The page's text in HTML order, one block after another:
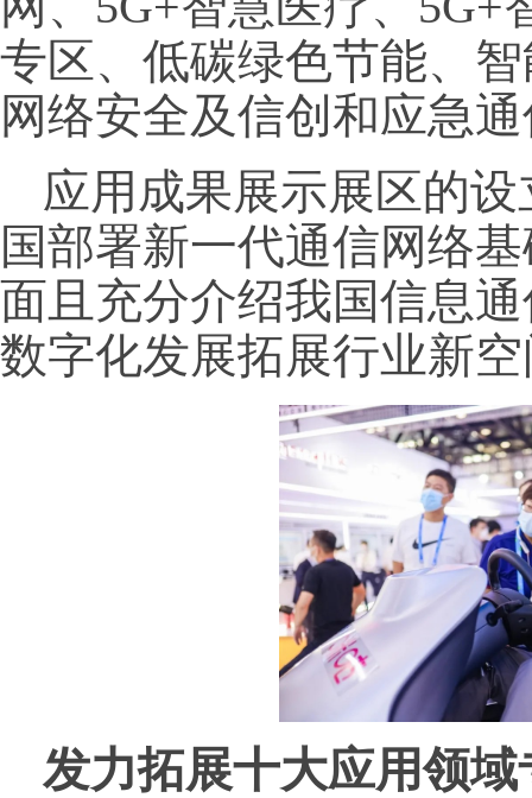
专区、低碳绿色节能、
网络安全及信创和应急
应用成果展示展区的
国部署新一代通信网络
面且充分介绍我国信息
数字化发展拓展行业新
发力拓展十大应用领域